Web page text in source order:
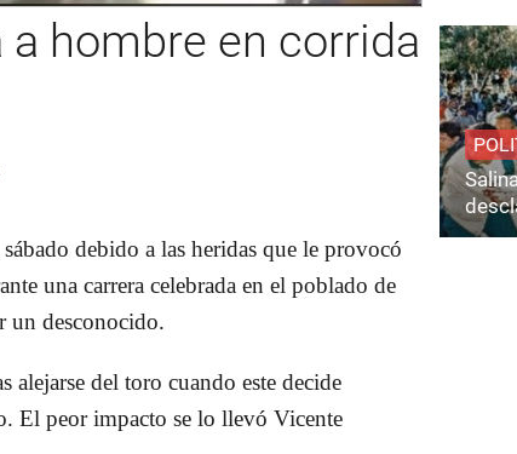
a hombre en corrida
debido a lasheridas que le provocó
unacarrera celebrada en el poblado de
un desconocido.
alejarse del toro cuando este decide
. El peor impacto se lo llevóVicente